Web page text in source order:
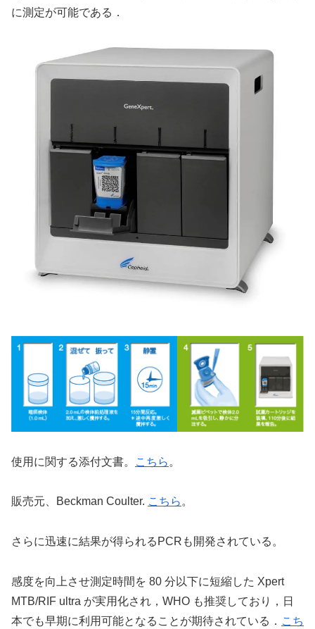
に測定が可能である．
使用に関する添付文書。 こちら 。
販売元、Beckman Coulter. こちら 。
さらに迅速に結果が得られるPCRも開発されている。
感度を向上させ測定時間を 80 分以下に短縮した Xpert
MTB/RIF ultra が実用化され，WHO も推奨しており，日
本でも早期に利用可能となることが期待されている． こち